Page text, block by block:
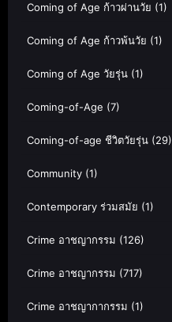
Coming of Age ก้าวผ่านวัย (1)
Coming of Age ก้าวพ้นวัย (1)
Coming of Age วัยรุ่น (1)
Coming-of-Age (7)
Coming-of-age ชีวิตวัยรุ่น (29)
Community (1)
Contemporary ร่วมสมัย (1)
Crime อาชญากรรม (126)
Crime อาชญากรรม (717)
Crime อาชญากากรรม (1)